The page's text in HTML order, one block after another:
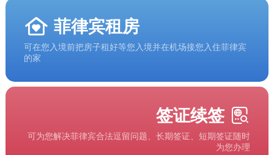
菲律宾租房
可在您入境前把房子租好等您入境并在机场接您入住菲律宾
的家
签证续签
可为您解决菲律宾合法逗留问题、长期签证、短期签证随时
为您办理